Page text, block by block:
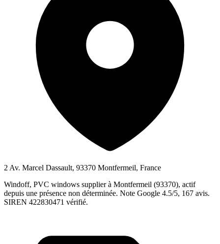
2 Av. Marcel Dassault, 93370 Montfermeil, France
Windoff, PVC windows supplier à Montfermeil (93370), actif
depuis une présence non déterminée. Note Google 4.5/5, 167 avis.
SIREN 422830471 vérifié.